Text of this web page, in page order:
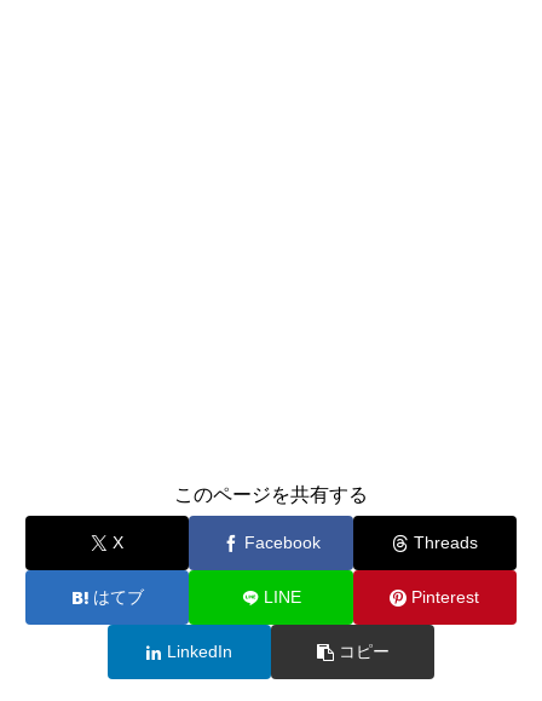
このページを共有する
X Facebook Threads
はてブ LINE Pinterest
LinkedIn コピー